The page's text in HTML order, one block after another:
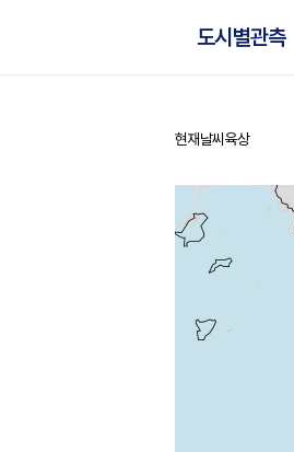
도시별관측
홈
현재날씨 육상